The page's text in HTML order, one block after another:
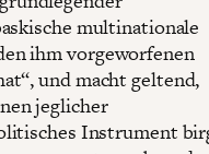
multinationale
ihm vorgeworfenen
und macht geltend,
jeglicher
Instrument